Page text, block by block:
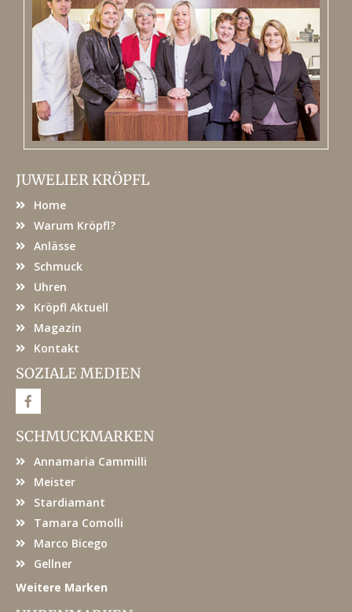
JUWELIER KRÖPFL
Home
Warum Kröpfl?
Anlässe
Schmuck
Uhren
Kröpfl Aktuell
Magazin
Kontakt
SOZIALE MEDIEN
F
a
e
b
o
SCHMUCKMARKEN
Annamaria Cammilli
Meister
Stardiamant
Tamara Comolli
Marco Bicego
Gellner
Weitere Marken